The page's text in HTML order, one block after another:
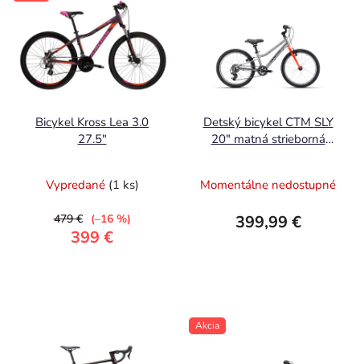
Bicykel Kross Lea 3.0
27.5"
Vypredané (1 ks)
399 €
479 € (–16 %)
Detský bicykel CTM SLY
20" matná strieborná
Momentálne nedostupné
399,99 €
Akcia